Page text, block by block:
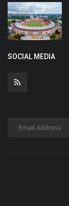
SOCIAL MEDIA